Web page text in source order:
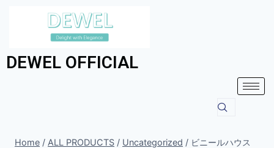
DEWEL OFFICIAL
Home / ALL PRODUCTS / Uncategorized / ビニールハウス